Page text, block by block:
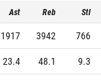
Ast Reb Stl
1917 3942
766
23.4 48.1 9.3